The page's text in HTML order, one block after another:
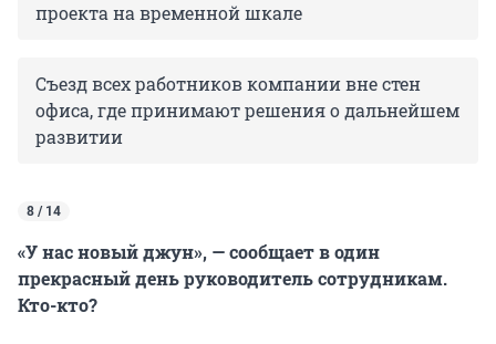
проекта на временной шкале
Съезд всех работников компании вне стен
офиса, где принимают решения о дальнейшем
развитии
8 / 14
«У нас новый джун», — сообщает в один
прекрасный день руководитель сотрудникам.
Кто-кто?